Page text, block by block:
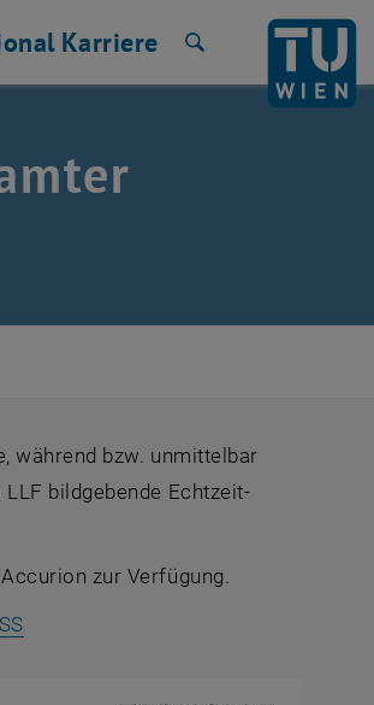
Karriere
während bzw. unmittelbar
bildgebende Echtzeit-
zur Verfügung.
, öffnet eine externe URL in einem